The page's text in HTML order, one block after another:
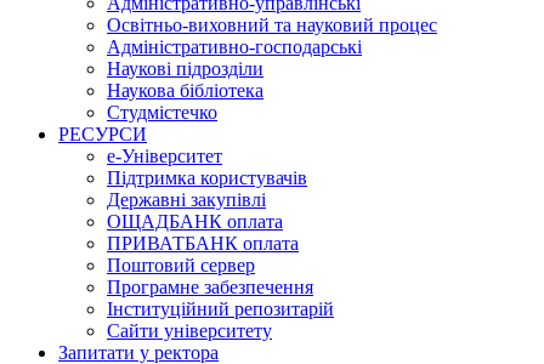
Освітньо-виховний та науковий процес
Адміністративно-господарські
Наукові підрозділи
Наукова бібліотека
Студмістечко
РЕСУРСИ
е-Університет
Підтримка користувачів
Державні закупівлі
ОЩАДБАНК оплата
ПРИВАТБАНК оплата
Поштовий сервер
Програмне забезпечення
Інституційний репозитарій
Сайти університету
Запитати у ректора